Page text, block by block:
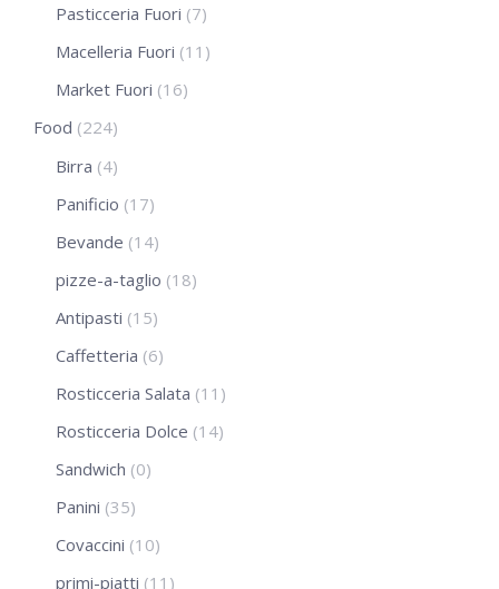
Pasticceria Fuori (7)
Macelleria Fuori (11)
Market Fuori (16)
Food (224)
Birra (4)
Panificio (17)
Bevande (14)
pizze-a-taglio (18)
Antipasti (15)
Caffetteria (6)
Rosticceria Salata (11)
Rosticceria Dolce (14)
Sandwich (0)
Panini (35)
Covaccini (10)
primi-piatti (11)